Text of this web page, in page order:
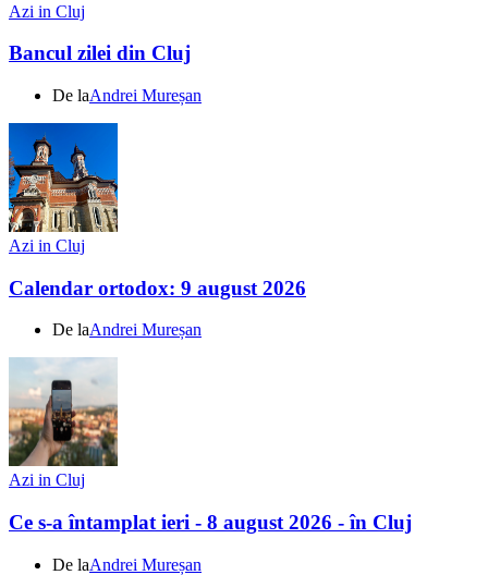
Azi in Cluj
Bancul zilei din Cluj
De laAndrei Mureșan
Azi in Cluj
Calendar ortodox: 9 august 2026
De laAndrei Mureșan
Azi in Cluj
Ce s-a întamplat ieri - 8 august 2026 - în Cluj
De laAndrei Mureșan